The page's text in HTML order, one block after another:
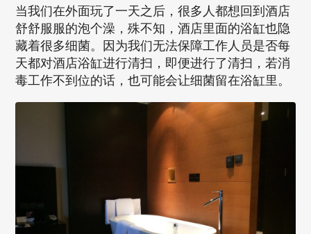
当我们在外面玩了一天之后，很多人都想回到酒店
舒舒服服的泡个澡，殊不知，酒店里面的浴缸也隐
藏着很多细菌。因为我们无法保障工作人员是否每
天都对酒店浴缸进行清扫，即便进行了清扫，若消
毒工作不到位的话，也可能会让细菌留在浴缸里。